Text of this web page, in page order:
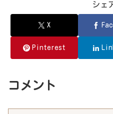
シェ
X
Pinterest
コメント